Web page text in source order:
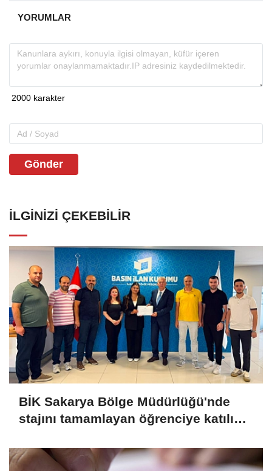
YORUMLAR
Gönder
İLGINIZI ÇEKEBILIR
BİK Sakarya Bölge Müdürlüğü'nde
stajını tamamlayan öğrenciye katılım